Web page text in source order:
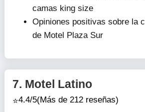
camas king size
Opiniones positivas sobre la
de Motel Plaza Sur
7. Motel Latino
4.4/5(Más de 212 reseñas)